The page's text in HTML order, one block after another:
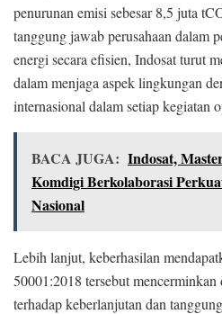
penurunan emisi sebesar 8,5 juta
tanggung jawab perusahaan dalam
energi secara efisien, Indosat turut
dalam menjaga aspek lingkungan
internasional dalam setiap kegiatan
BACA JUGA: Indosat,
Komdigi Berkolaborasi
Nasional
Lebih lanjut, keberhasilan
50001:2018 tersebut
terhadap keberlanjutan dan